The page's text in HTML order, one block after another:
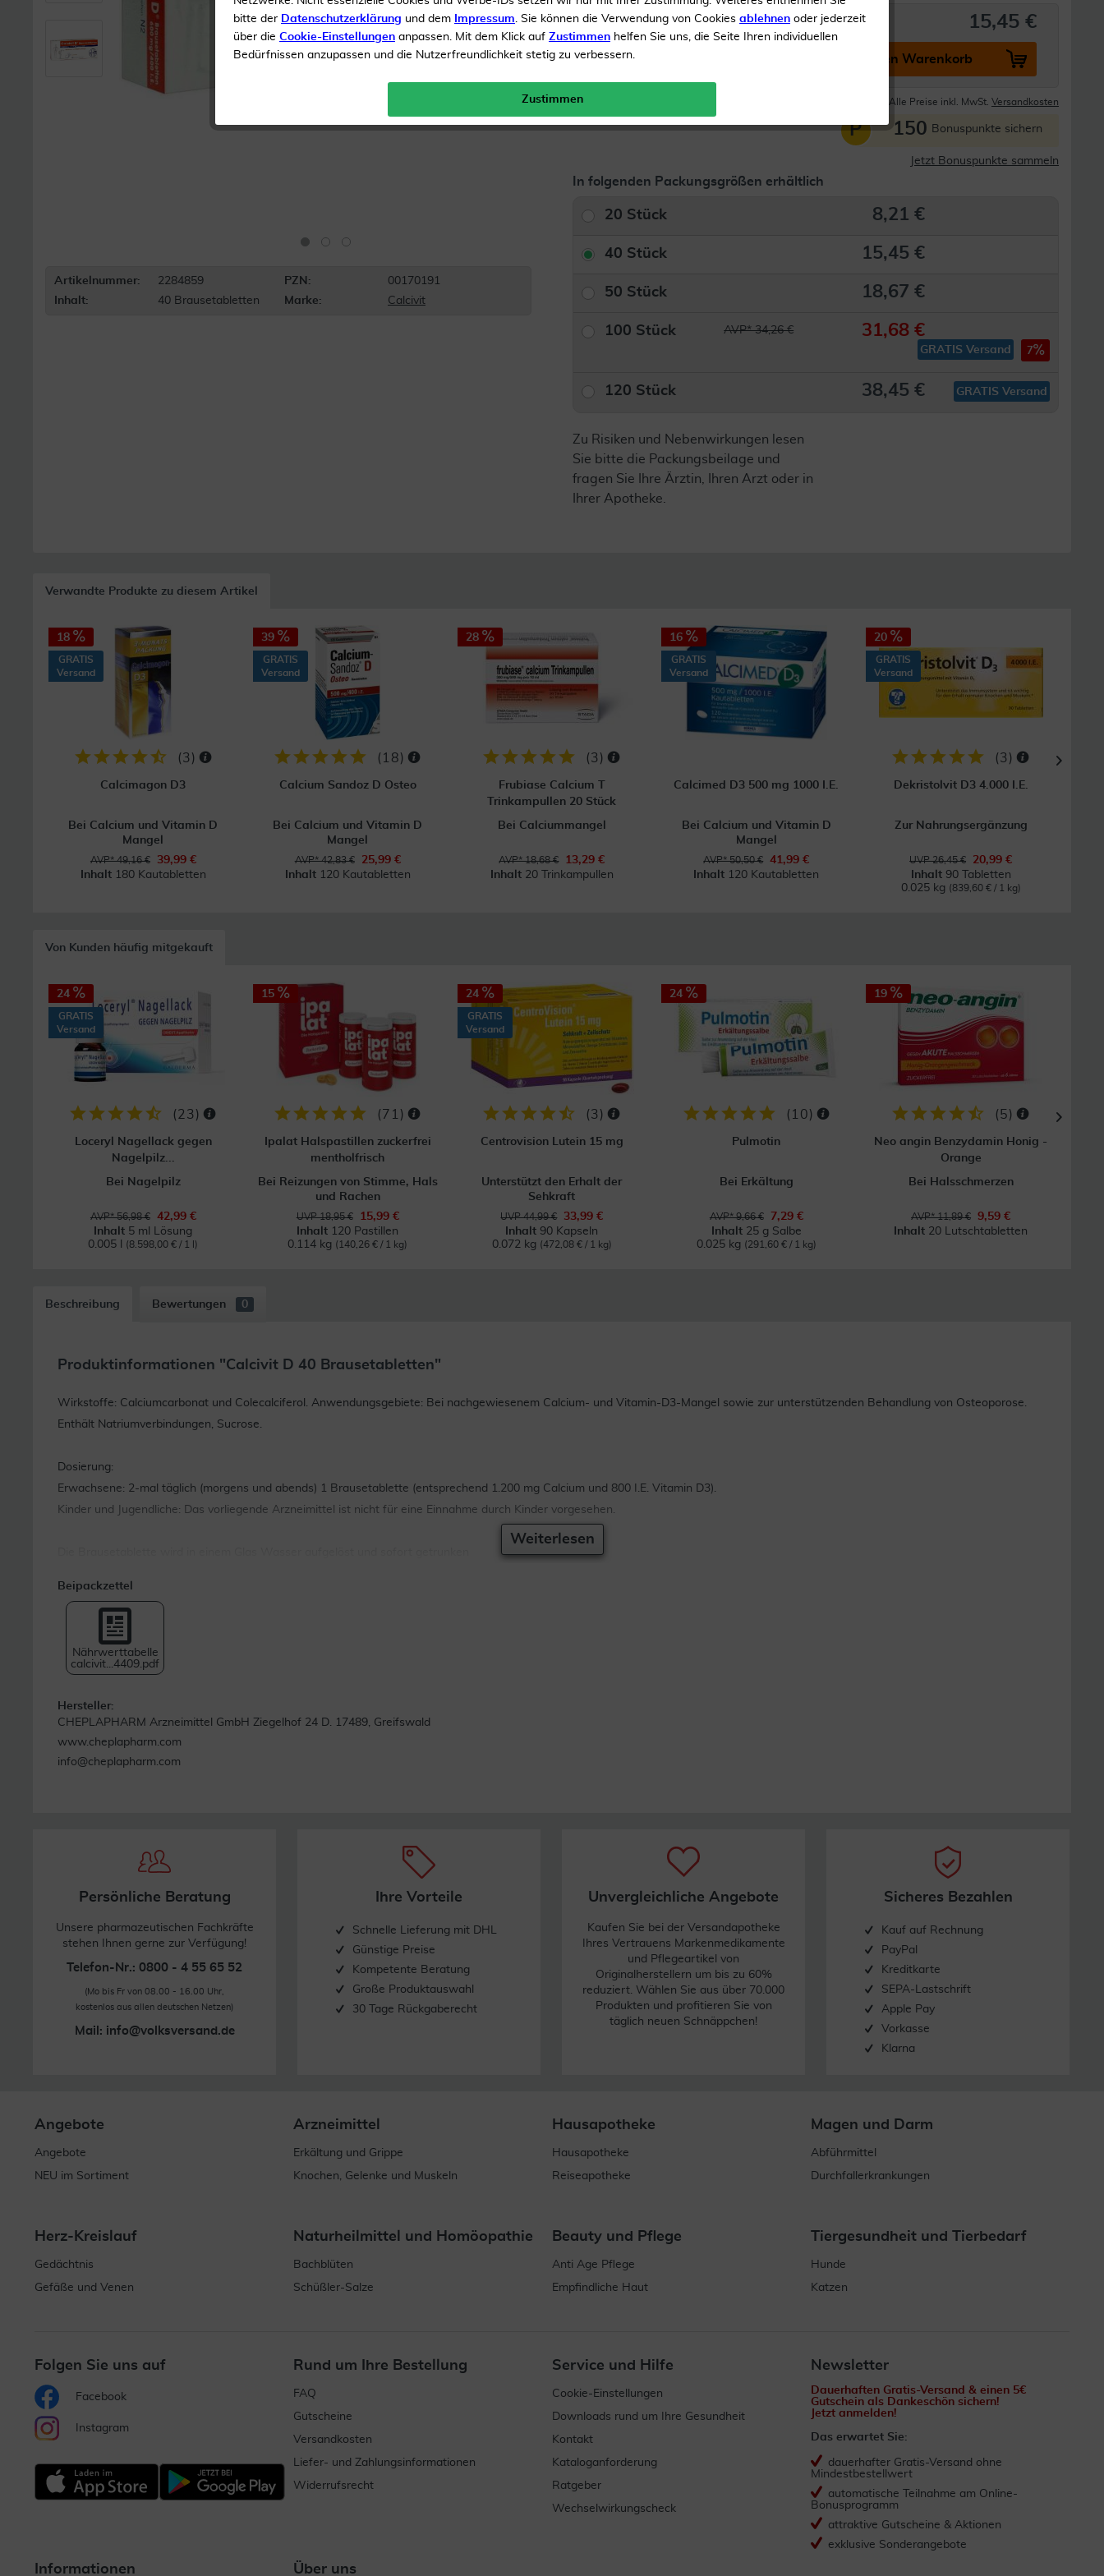
Artikelnummer: 2284859 PZN:
00170191
Inhalt:
40 Brausetabletten Marke: Calcivit
Inhalt40 Brausetabletten 15,45 €
In den Warenkorb
Alle Preise inkl. MwSt. Versandkosten
P 150 Bonuspunkte sichern
Jetzt Bonuspunkte sammeln
In folgenden Packungsgrößen erhältlich
20 Stück 8,21 €
40 Stück 15,45 €
50 Stück 18,67 €
100 Stück AVP* 34,26 € 31,68 €
GRATIS Versand 7
120 Stück 38,45 € GRATIS Versand
Zu Risiken und Nebenwirkungen lesen
Sie bitte die Packungsbeilage und
fragen Sie Ihre Ärztin, Ihren Arzt oder in
Ihrer Apotheke.
Verwandte Produkte zu diesem Artikel
18
GRATIS
Versand
(3)
Calcimagon D3
Bei Calcium und Vitamin D
Mangel
AVP* 49,16 €
39,99 €
Inhalt 180 Kautabletten
39
GRATIS
Versand
( 18)
Calcium Sandoz D Osteo
Bei Calcium und Vitamin D
Mangel
AVP* 42,83 €
25,99 €
Inhalt 120 Kautabletten
28
(3)
Frubiase Calcium T
Trinkampullen 20 Stück
Bei Calciummangel
AVP* 18,68 €
13,29 €
Inhalt 20 Trinkampullen
16
GRATIS
Versand
Calcimed D3 500 mg 1000 I.E.
Bei Calcium und Vitamin D
Mangel
AVP* 50,50 €
41,99 €
Inhalt 120 Kautabletten
20
GRATIS
Versand
(3)
Dekristolvit D3 4.000 I.E.
Zur Nahrungsergänzung
UVP 26,45 €
20,99 €
Inhalt 90 Tabletten
0.025 kg (839,60 € / 1 kg)
Von Kunden häufig mitgekauft
24
GRATIS
Versand
(23)
Loceryl Nagellack gegen
Nagelpilz...
Bei Nagelpilz
AVP* 56,98 €
42,99 €
Inhalt 5 ml Lösung
0.005 l
(8.598,00 € / 1 l)
15
( 71 )
Ipalat Halspastillen zuckerfrei
mentholfrisch
Bei Reizungen von Stimme, Hals
und Rachen
UVP 18,95 €
15,99 €
Inhalt 120 Pastillen
0.114 kg (140,26 € / 1 kg)
24
GRATIS
Versand
(3)
Centrovision Lutein 15 mg
Unterstützt den Erhalt der
Sehkraft
UVP 44,99 €
33,99 €
Inhalt 90 Kapseln
0.072 kg (472,08 € / 1 kg)
24
( 10)
Pulmotin
Bei Erkältung
AVP* 9,66 €
7,29 €
Inhalt 25 g Salbe
0.025 kg (291,60 € / 1 kg)
19
(5)
Neo angin Benzydamin Honig -
Orange
Bei Halsschmerzen
AVP* 11,89 €
9,59 €
Inhalt 20 Lutschtabletten
Beschreibung Bewertungen 0
Produktinformationen "Calcivit D 40 Brausetabletten"
Wirkstoffe: Calciumcarbonat und Colecalciferol. Anwendungsgebiete: Bei nachgewiesenem Calcium- und Vitamin-D3-Mangel sowie zur unterstützenden Behandlung von Osteoporose.
Enthält Natriumverbindungen, Sucrose.
Dosierung:
Erwachsene: 2-mal täglich (morgens und abends) 1 Brausetablette (entsprechend 1.200 mg Calcium und 800 I.E. Vitamin D3).
Kinder und Jugendliche: Das vorliegende Arzneimittel ist nicht für eine Einnahme durch Kinder vorgesehen.
Weiterlesen
Beipackzettel
Nährwerttabelle
calcivit...4409.pdf
Hersteller:
CHEPLAPHARM Arzneimittel GmbH Ziegelhof 24 D. 17489, Greifswald
www.cheplapharm.com
info@cheplapharm.com
Persönliche Beratung
Unsere pharmazeutischen Fachkräfte
stehen Ihnen gerne zur Verfügung!
Telefon-Nr.: 0800 - 4 55 65 52
(Mo bis Fr von 08.00 - 16.00 Uhr,
kostenlos aus allen deutschen Netzen)
Mail: info@volksversand.de
Ihre Vorteile
Schnelle Lieferung mit DHL
Günstige Preise
Kompetente Beratung
Große Produktauswahl
30 Tage Rückgaberecht
Unvergleichliche Angebote
Kaufen Sie bei der Versandapotheke
Ihres Vertrauens Markenmedikamente
und Pflegeartikel von
Originalherstellern um bis zu 60%
reduziert. Wählen Sie aus über 70.000
Produkten und profitieren Sie von
täglich neuen Schnäppchen!
Sicheres Bezahlen
Kauf auf Rechnung
PayPal
Kreditkarte
SEPA-Lastschrift
Apple Pay
Vorkasse
Klarna
Angebote
Angebote
NEU im Sortiment
Arzneimittel
Erkältung und Grippe
Knochen, Gelenke und Muskeln
Hausapotheke
Hausapotheke
Reiseapotheke
Magen und Darm
Abführmittel
Durchfallerkrankungen
Herz-Kreislauf
Gedächtnis
Gefäße und Venen
Naturheilmittel und Homöopathie
Bachblüten
Schüßler-Salze
Beauty und Pflege
Anti Age Pflege
Empfindliche Haut
Tiergesundheit und Tierbedarf
Hunde
Katzen
Folgen Sie uns auf
Facebook
Instagram
Rund um Ihre Bestellung
FAQ
Gutscheine
Versandkosten
Liefer- und Zahlungsinformationen
Widerrufsrecht
Service und Hilfe
Cookie-Einstellungen
Downloads rund um Ihre Gesundheit
Kontakt
Kataloganforderung
Ratgeber
Wechselwirkungscheck
Informationen Über uns
Newsletter
Dauerhaften Gratis-Versand & einen 5€
Gutschein als Dankeschön sichern!
Jetzt anmelden!
Das erwartet Sie:
dauerhafter Gratis-Versand ohne
Mindestbestellwert
automatische Teilnahme am Online-
Bonusprogramm
attraktive Gutscheine & Aktionen
exklusive Sonderangebote
bitte der Datenschutzerklärung und dem Impressum. Sie können die Verwendung von Cookies ablehnen oder jederzeit
über die Cookie-Einstellungen anpassen. Mit dem Klick auf Zustimmen helfen Sie uns, die Seite Ihren individuellen
Bedürfnissen anzupassen und die Nutzerfreundlichkeit stetig zu verbessern.
Zustimmen